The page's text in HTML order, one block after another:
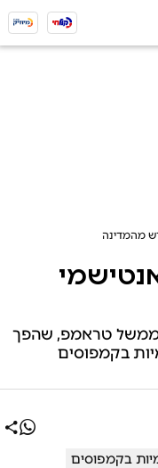
מהמדינה
טראמפ, שהפך
בקמפוסים
בקמפוסים